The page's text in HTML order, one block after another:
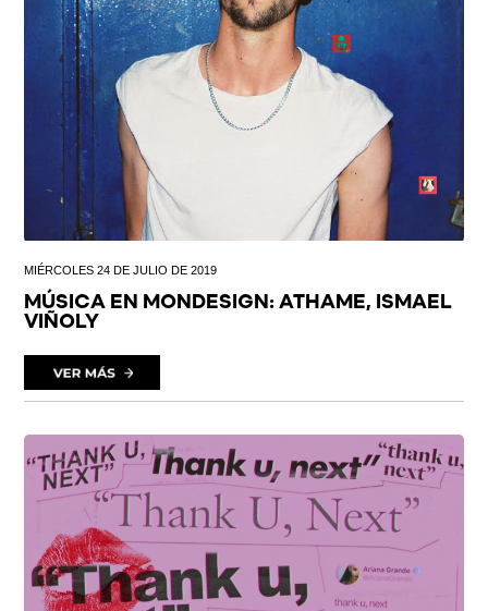
MIÉRCOLES 24 DE JULIO DE 2019
MÚSICA EN MONDESIGN: ATHAME, ISMAEL
VIÑOLY